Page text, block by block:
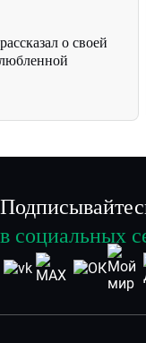
о своей
в социальных